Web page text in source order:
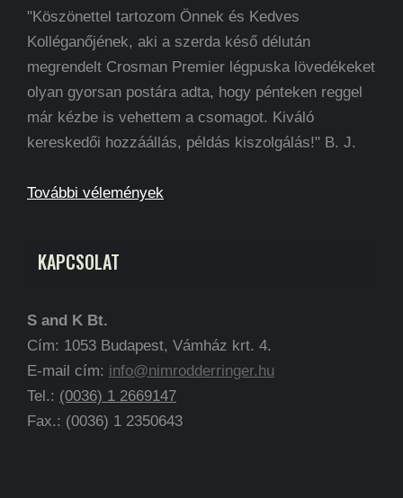
"Köszönettel tartozom Önnek és Kedves
Kolléganőjének, aki a szerda késő délután
megrendelt Crosman Premier légpuska lövedékeket
olyan gyorsan postára adta, hogy pénteken reggel
már kézbe is vehettem a csomagot. Kiváló
kereskedői hozzáállás, példás kiszolgálás!" B. J.
További vélemények
KAPCSOLAT
S and K Bt.
Cím: 1053 Budapest, Vámház krt. 4.
E-mail cím: info@nimrodderringer.hu
Tel.: (0036) 1 2669147
Fax.: (0036) 1 2350643